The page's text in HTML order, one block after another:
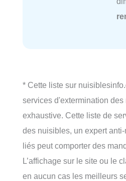
* Cette liste sur
services d'extermination des
exhaustive. Cette liste de
des nuisibles, un expert
liés peut comporter des
L’affichage sur le site ou le
en aucun cas les meilleurs